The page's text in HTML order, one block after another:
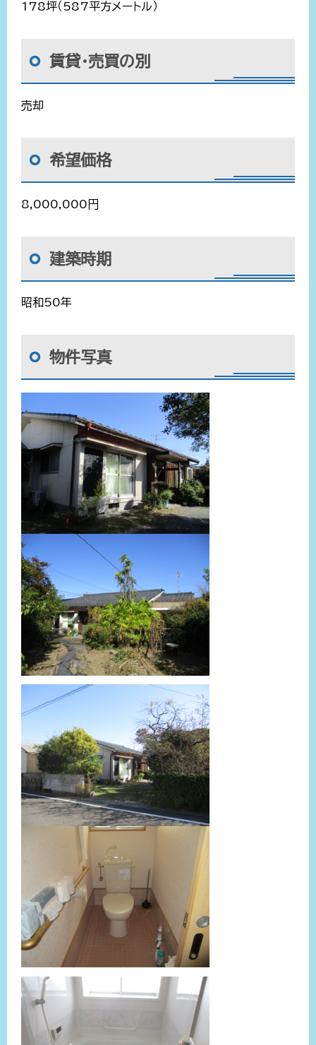
178坪（587平方メートル）
賃貸・売買の別
売却
希望価格
8,000,000円
建築時期
昭和50年
物件写真